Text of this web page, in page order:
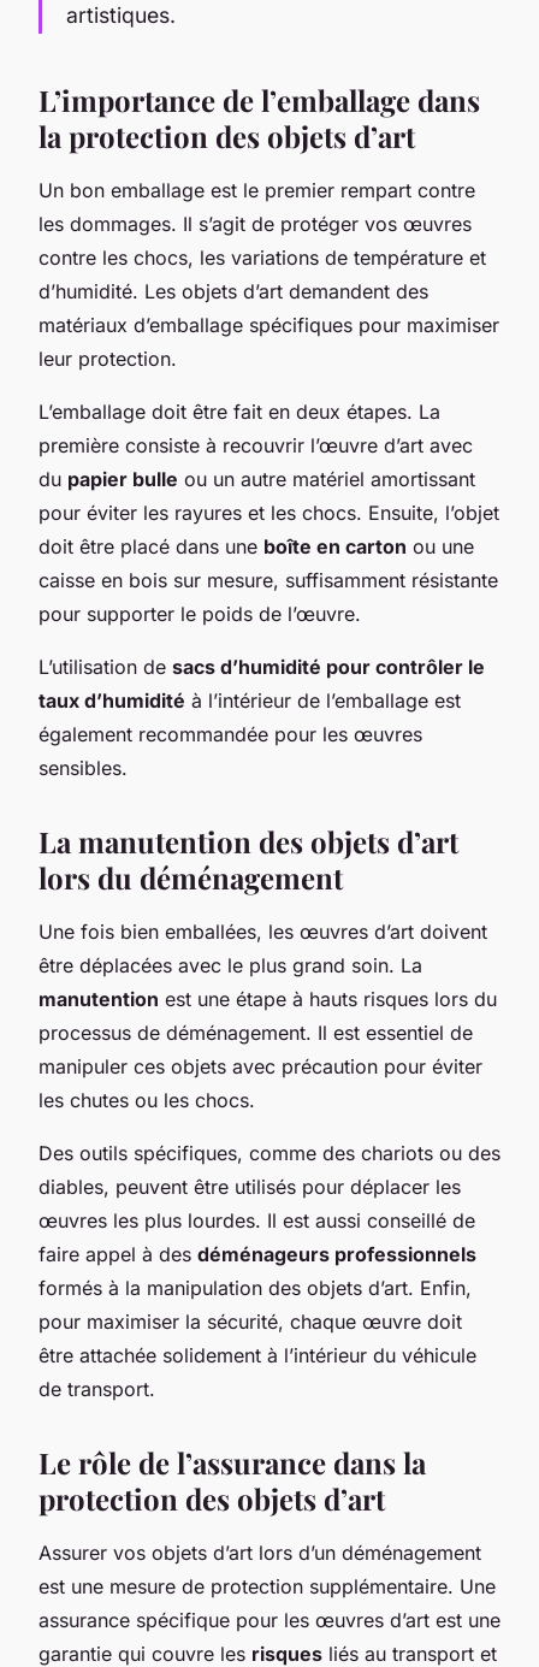
artistiques.
L’importance de l’emballage dans
la protection des objets d’art
Un bon emballage est le premier rempart contre
les dommages. Il s’agit de protéger vos œuvres
contre les chocs, les variations de température et
d’humidité. Les objets d’art demandent des
matériaux d’emballage spécifiques pour maximiser
leur protection.
L’emballage doit être fait en deux étapes. La
première consiste à recouvrir l’œuvre d’art avec
du papier bulle ou un autre matériel amortissant
pour éviter les rayures et les chocs. Ensuite, l’objet
doit être placé dans une boîte en carton ou une
caisse en bois sur mesure, suffisamment résistante
pour supporter le poids de l’œuvre.
L’utilisation de sacs d’humidité pour contrôler le
taux d’humidité à l’intérieur de l’emballage est
également recommandée pour les œuvres
sensibles.
La manutention des objets d’art
lors du déménagement
Une fois bien emballées, les œuvres d’art doivent
être déplacées avec le plus grand soin. La
manutention est une étape à hauts risques lors du
processus de déménagement. Il est essentiel de
manipuler ces objets avec précaution pour éviter
les chutes ou les chocs.
Des outils spécifiques, comme des chariots ou des
diables, peuvent être utilisés pour déplacer les
œuvres les plus lourdes. Il est aussi conseillé de
faire appel à des déménageurs professionnels
formés à la manipulation des objets d’art. Enfin,
pour maximiser la sécurité, chaque œuvre doit
être attachée solidement à l’intérieur du véhicule
de transport.
Le rôle de l’assurance dans la
protection des objets d’art
Assurer vos objets d’art lors d’un déménagement
est une mesure de protection supplémentaire. Une
assurance spécifique pour les œuvres d’art est une
garantie qui couvre les risques liés au transport et